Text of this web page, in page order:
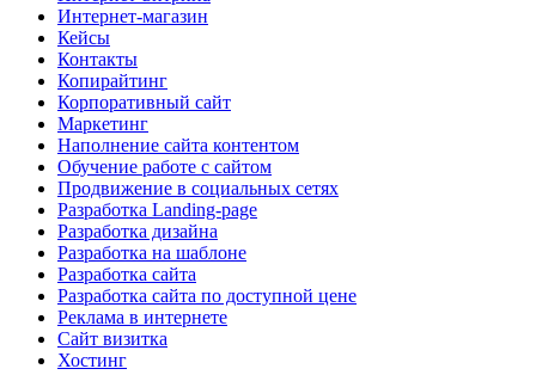
Интернет-магазин
Кейсы
Контакты
Копирайтинг
Корпоративный сайт
Маркетинг
Наполнение сайта контентом
Обучение работе с сайтом
Продвижение в социальных сетях
Разработка Landing-page
Разработка дизайна
Разработка на шаблоне
Разработка сайта
Разработка сайта по доступной цене
Реклама в интернете
Сайт визитка
Хостинг